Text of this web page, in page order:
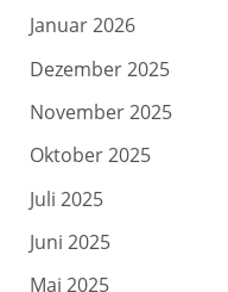
Januar 2026
Dezember 2025
November 2025
Oktober 2025
Juli 2025
Juni 2025
Mai 2025